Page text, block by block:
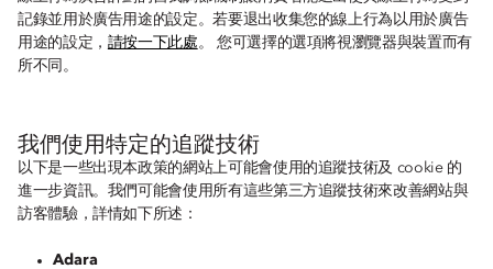
記錄並用於廣告用途的設定。若要退出收集您的線上行為以用於廣告
用途的設定， 請按一下此處。 您可選擇的選項將視瀏覽器與裝置而有
所不同。
我們使用特定的追蹤技術
以下是一些出現本政策的網站上可能會使用的追蹤技術及 cookie 的
進一步資訊。我們可能會使用所有這些第三方追蹤技術來改善網站與
訪客體驗，詳情如下所述：
Adara